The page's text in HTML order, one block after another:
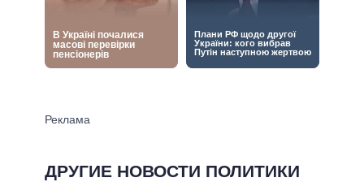
ДРУГИЕ НОВОСТИ ПОЛИТИКИ